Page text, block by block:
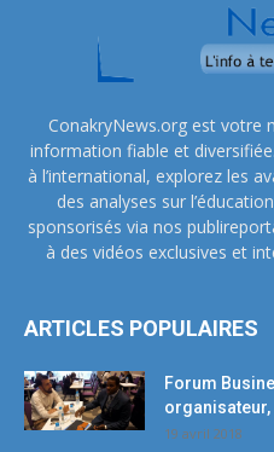
ConakryNews.org est votre
information fiable et
à l’international, explorez les
des analyses sur
sponsorisés via nos
à des vidéos exclusives et
ARTICLES POPULAIRES
Forum
organisateur,
19 avril 2018